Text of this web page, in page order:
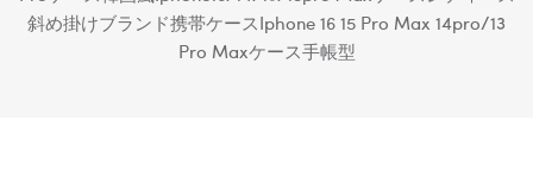
斜め掛けブランド携帯ケースiphone 16 15 Pro Max 14pro/13
Pro Maxケース手帳型